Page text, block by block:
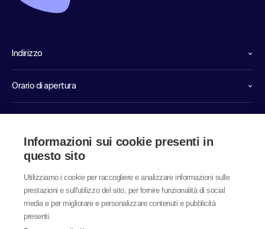
Indirizzo
Orario di apertura
Informazioni sui cookie presenti in
questo sito
Utilizziamo i cookie per raccogliere e analizzare informazioni sulle
prestazioni e sull'utilizzo del sito, per fornire funzionalità di social
media e per migliorare e personalizzare contenuti e pubblicità
presenti.